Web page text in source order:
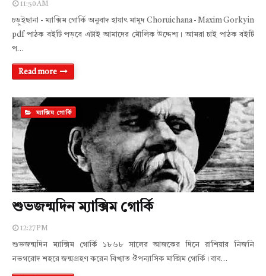
11:50 AM
চড়ুইছানা - ম্যাক্সিম গোর্কি অনুবাদ হায়াৎ মামুদ Choruichana - Maxim Gorky in
pdf পাঠক বইটি পড়বে এটাই আমাদের মৌলিক উদ্দেশ্য। আমরা চাই পাঠক বইটি
প…
Read more
ম্যাক্সিম গোর্কি
শুভজন্মদিন ম্যাক্সিম গোর্কি
12:27 PM
শুভজন্মদিন ম্যাক্সিম গোর্কি ১৮৬৮ সালের আজকের দিনে রাশিয়ার নিজনি
নভগরোদ শহরে জন্মগ্রহণ করেন বিখ্যাত ঔপন্যাসিক মাক্সিম গোর্কি। বাব…